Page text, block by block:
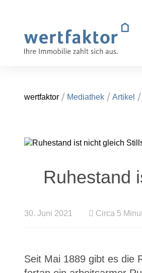
wertfaktor Mediathek Artikel
Ruhestand
30. Juni 2021 Circa 5
Seit Mai 1889 gibt es die